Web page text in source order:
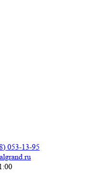
053-13-95